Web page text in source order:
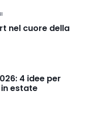
nel cuore della
4 idee per
estate